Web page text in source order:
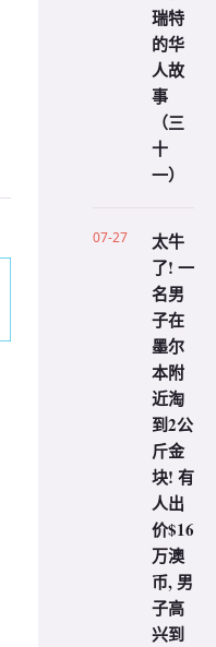
瑞特
的华
人故
事
（三
十
一）
07-27
太牛
了! 一
名男
子在
墨尔
本附
近淘
到2公
斤金
块! 有
人出
价$16
万澳
币, 男
子高
兴到